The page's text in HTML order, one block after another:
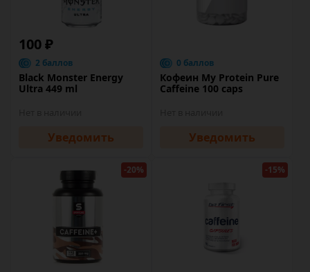
100 ₽
2 баллов
Black Monster Energy
Ultra 449 ml
Уведомить
0 баллов
Кофеин My Protein Pure
Caffeine 100 caps
Уведомить
-20% -15%